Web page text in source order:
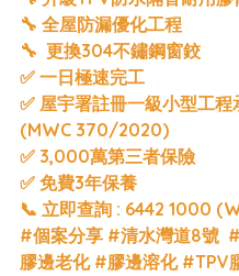
🔧 全屋防漏優化工程
🔧  更換304不鏽鋼窗鉸
✅ 一日極速完工
✅ 屋宇署註冊一級小型工程
(MWC 370/2020)
✅ 3,000萬第三者保險
✅ 免費3年保養
📞 立即查詢 : 6442 1000
#個案分享 #清水灣道8號
膠邊老化 #膠邊溶化 #TPV